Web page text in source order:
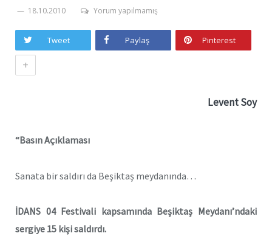
18.10.2010 Yorum yapılmamış
Tweet Paylaş Pinterest
+
Levent Soy
“Basın Açıklaması
Sanata bir saldırı da Beşiktaş meydanında…
İDANS 04 Festivali kapsamında Beşiktaş Meydanı’ndaki
sergiye 15 kişi saldırdı.